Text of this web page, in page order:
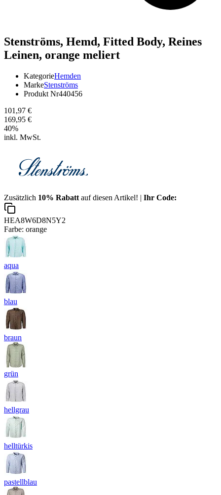
Stenströms, Hemd, Fitted Body, Reines
Leinen, orange meliert
KategorieHemden
MarkeStenströms
Produkt Nr440456
101,97 €
169,95 €
40%
inkl. MwSt.
Zusätzlich 10% Rabatt auf diesen Artikel! | Ihr Code:
HEA8W6D8N5Y2
Farbe: orange
aqua
blau
braun
grün
hellgrau
helltürkis
pastellblau